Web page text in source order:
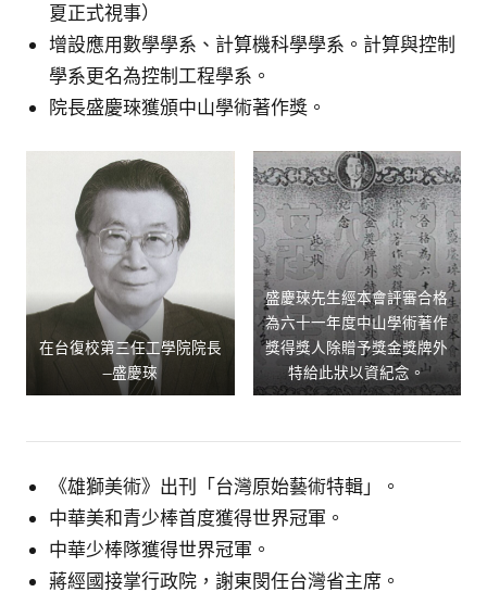
夏正式視事）
增設應用數學學系、計算機科學學系。計算與控制
學系更名為控制工程學系。
院長盛慶琜獲頒中山學術著作獎。
在台復校第三任工學院院長
—盛慶琜
盛慶琜先生經本會評審合格
為六十一年度中山學術著作
獎得獎人除贈予獎金獎牌外
特給此狀以資紀念。
《雄獅美術》出刊「台灣原始藝術特輯」。
中華美和青少棒首度獲得世界冠軍。
中華少棒隊獲得世界冠軍。
蔣經國接掌行政院，謝東閔任台灣省主席。